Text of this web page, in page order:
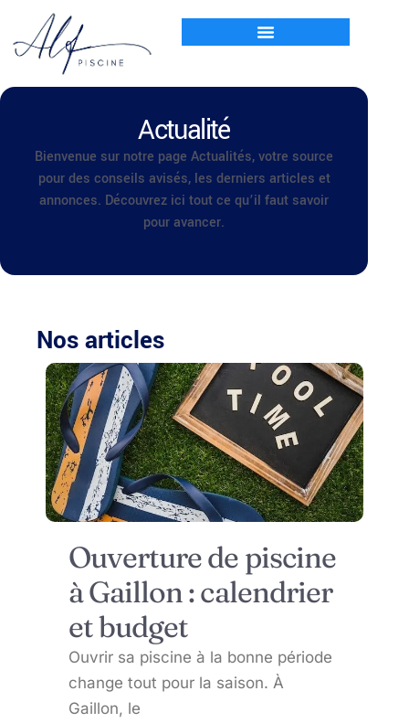
Actualité
Bienvenue sur notre page Actualités, votre source
pour des conseils avisés, les derniers articles et
annonces. Découvrez ici tout ce qu’il faut savoir
pour avancer.
Nos articles
Ouverture de piscine
à Gaillon : calendrier
et budget
Ouvrir sa piscine à la bonne période
change tout pour la saison. À
Gaillon, le